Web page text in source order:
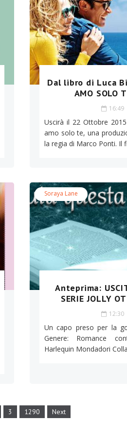
Dal libro di Luca
AMO SOLO
16:49
Uscirà il 22 Ottobre
amo solo te, una
la regia di Marco Ponti. Il
Soraya Lane
Anteprima:
SERIE JOLLY
12:30
Un capo preso per la
Genere: Romance
Harlequin Mondadori
3 1290 Next